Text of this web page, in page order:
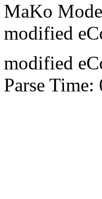
MaKo
modified
modified
Parse Time: